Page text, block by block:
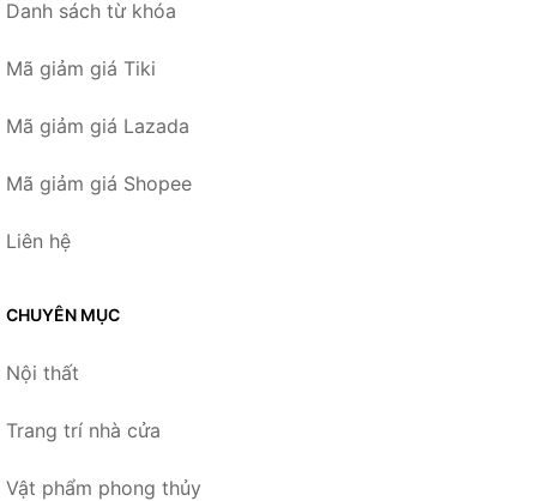
Danh sách từ khóa
Mã giảm giá Tiki
Mã giảm giá Lazada
Mã giảm giá Shopee
Liên hệ
CHUYÊN MỤC
Nội thất
Trang trí nhà cửa
Vật phẩm phong thủy